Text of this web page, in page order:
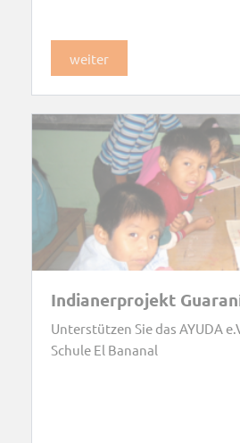
weiter
Indianerprojekt
Unterstützen Sie das AYUDA
Schule El Bananal